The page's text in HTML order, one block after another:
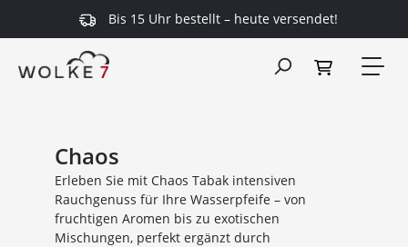
springen Bis 15 Uhr bestellt – heute versendet!
Chaos
Erleben Sie mit Chaos Tabak intensiven
Rauchgenuss für Ihre Wasserpfeife – von
fruchtigen Aromen bis zu exotischen
Mischungen, perfekt ergänzt durch